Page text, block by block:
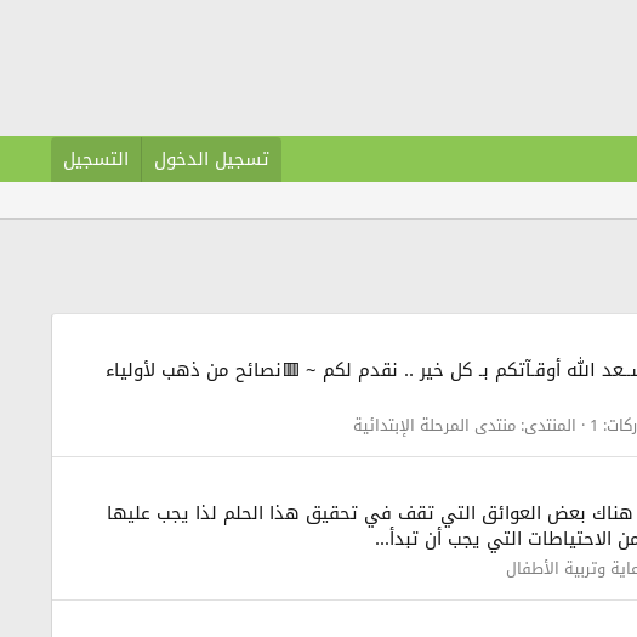
تسجيل الدخول التسجيل
أســعد الله أوقـآتكم بـ كل خير .. نقدم لكم ~ 🟥نصائح من ذهب لأولياء
1 المنتدى: منتدى المرحلة الإبتدائية
هناك بعض العوائق التي تقف في تحقيق هذا الحلم لذا يجب عليها
التي يجب أن تبدأ...
وتربية الأطفال